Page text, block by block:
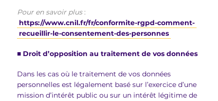
Pour en savoir plus:
https://www.cnil.fr/fr/conformite-rgpd-comment-
recueillir-le-consentement-des-personnes
■ Droit d’opposition au traitement de vos données
Dans les cas où le traitement de vos données
personnelles est légalement basé sur l’exercice d’une
mission d’intérêt public ou sur un intérêt légitime de